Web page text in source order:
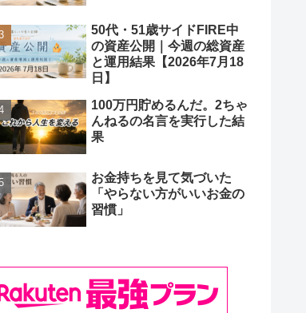
50代・51歳サイドFIRE中
の資産公開｜今週の総資産
と運用結果【2026年7月18
日】
100万円貯めるんだ。2ちゃ
んねるの名言を実行した結
果
お金持ちを見て気づいた
「やらない方がいいお金の
習慣」